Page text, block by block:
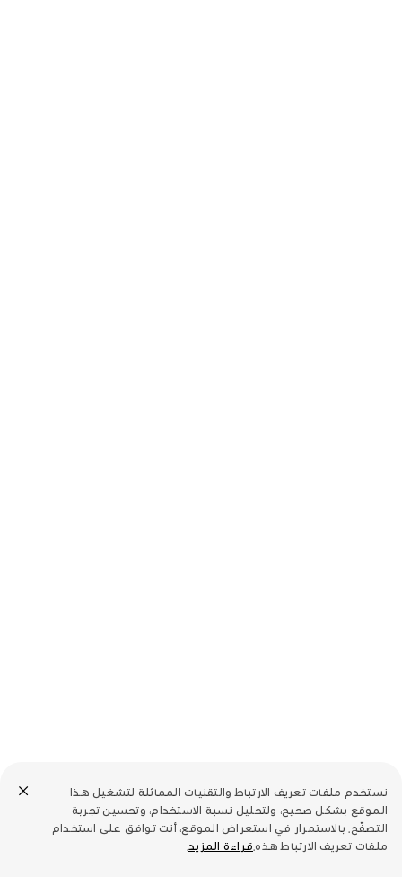
نستخدم ملفات تعريف الارتباط والتقنيات المماثلة لتشغيل هذا
الموقع بشكل صحيح، ولتحليل نسبة الاستخدام، وتحسين تجربة
التصفّح. بالاستمرار في استعراض الموقع، أنت توافق على استخدام
ملفات تعريف الارتباط هذه.قراءة المزيد.